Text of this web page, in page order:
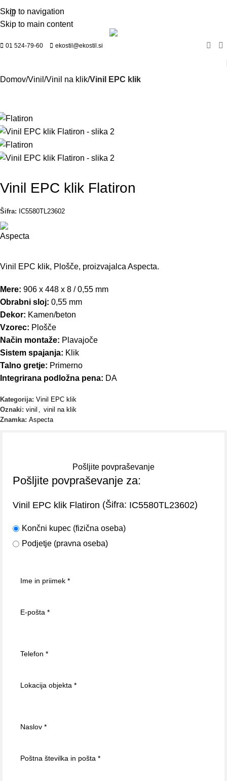
Skip to navigation
Skip to main content
01 524-79-60 ekostil@ekostil.si
Domov Vinil Vinil na klik Vinil EPC klik
Vinil EPC klik Flatiron
Šifra: IC5580TL23602
Vinil EPC klik, Plošče, proizvajalca Aspecta.
Mere: 906 x 448 x 8 / 0,55 mm
Obrabni sloj: 0,55 mm
Dekor: Kamen/beton
Vzorec: Plošče
Način montaže: Plavajoče
Sistem spajanja: Klik
Talno gretje: Primerno
Integrirana podložna pena: DA
Kategorija: Vinil EPC klik
Oznaki: vinil , vinil na klik
Znamka: Aspecta
Pošljite povpraševanje
Pošljite povpraševanje za:
Vinil EPC klik Flatiron (Šifra: IC5580TL23602)
Končni kupec (fizična oseba)
Podjetje (pravna oseba)